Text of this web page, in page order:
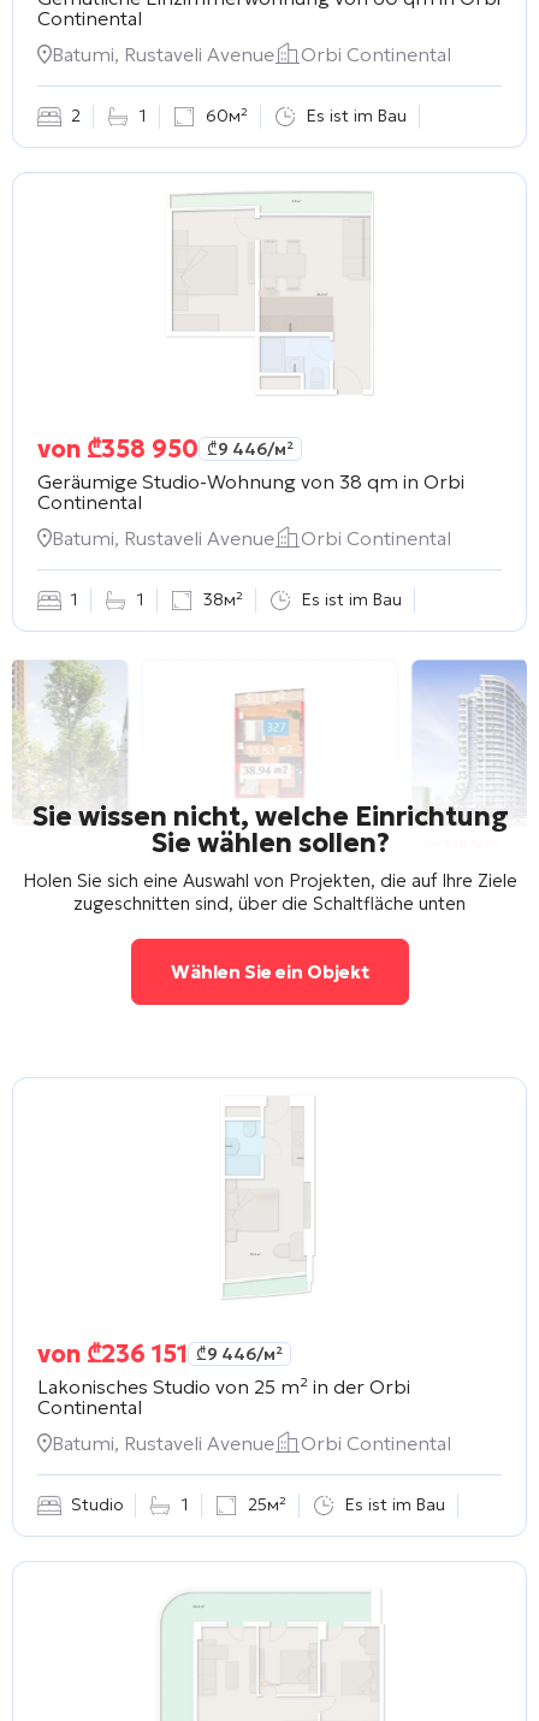
Continental
Batumi, Rustaveli Avenue
Orbi Continental
2 1 60м² Es ist im Bau
von ₾358 950 ₾9 446/м²
Geräumige Studio-Wohnung von 38 qm in Orbi
Continental
Batumi, Rustaveli Avenue
Orbi Continental
1 1 38м² Es ist im Bau
Sie wissen nicht, welche Einrichtung
Sie wählen sollen?
Holen Sie sich eine Auswahl von Projekten, die auf Ihre Ziele
zugeschnitten sind, über die Schaltfläche unten
Wählen Sie ein Objekt
von ₾236 151 ₾9 446/м²
Lakonisches Studio von 25 m² in der Orbi
Continental
Batumi, Rustaveli Avenue
Orbi Continental
Studio 1 25м² Es ist im Bau